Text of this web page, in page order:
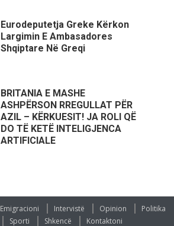
Eurodeputetja Greke Kërkon
Largimin E Ambasadores
Shqiptare Në Greqi
BRITANIA E MASHE
ASHPËRSON RREGULLAT PËR
AZIL – KËRKUESIT! JA ROLI QË
DO TË KETË INTELIGJENCA
ARTIFICIALE
Emigracioni Intervistë Opinion
Politika
Sporti Shkencë Kontaktoni